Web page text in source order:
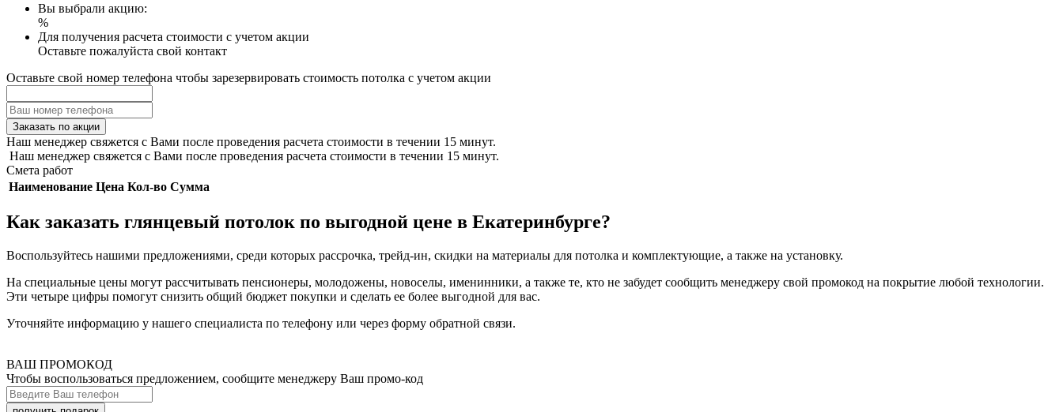
Вы выбрали акцию:
%
Для получения расчета стоимости с учетом акции
Оставьте пожалуйста свой контакт
Оставьте свой номер телефона чтобы зарезервировать стоимость потолка с учетом акции
Заказать по акции
Наш менеджер свяжется с Вами после проведения расчета стоимости в течении 15 минут.
Наш менеджер свяжется с Вами после проведения расчета стоимости в течении 15 минут.
Смета работ
Наименование Цена Кол-во Сумма
Как заказать глянцевый потолок по выгодной цене в Екатеринбурге?
Воспользуйтесь нашими предложениями, среди которых рассрочка, трейд-ин, скидки на материалы для потолка и комплектующие, а также на установку.
На специальные цены могут рассчитывать пенсионеры, молодожены, новоселы, именинники, а также те, кто не забудет сообщить менеджеру свой промокод на покрытие любой технологии.
Эти четыре цифры помогут снизить общий бюджет покупки и сделать ее более выгодной для вас.
Уточняйте информацию у нашего специалиста по телефону или через форму обратной связи.
ВАШ ПРОМОКОД
Чтобы воспользоваться предложением, сообщите менеджеру Ваш промо-код